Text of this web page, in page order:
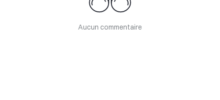
Aucun commentaire